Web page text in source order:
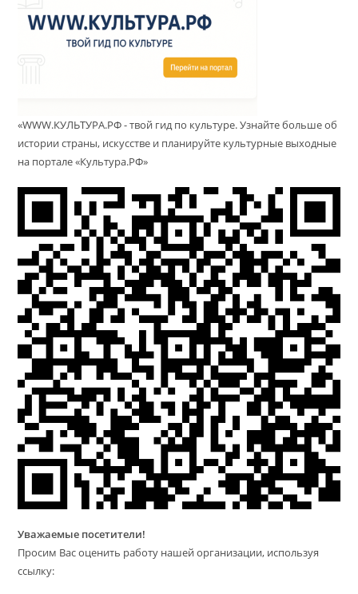
«WWW.КУЛЬТУРА.РФ - твой гид по культуре. Узнайте больше об
истории страны, искусстве и планируйте культурные выходные
на портале «Культура.РФ»
Уважаемые посетители!
Просим Вас оценить работу нашей организации, используя
ссылку: